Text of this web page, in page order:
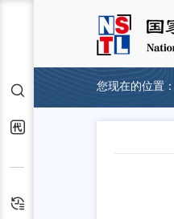
您现在的位置：